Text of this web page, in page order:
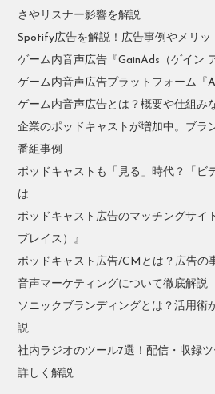
さやリスナー影響を解説
Spotify広告を解説！広告事例やメリッ
ゲーム内音声広告『GainAds（ゲイン
ゲーム内音声広告プラットフォーム『
ゲーム内音声広告とは？概要や仕組み
企業のポッドキャストが増加中。ブラ
番組事例
ポッドキャストも「見る」時代？「ビ
は
ポッドキャスト広告のマッチングサイ
プレイス）』
ポッドキャスト広告/CMとは？広告の
音声マーケティングについて徹底解説
ソニックブランディングとは？活用術
説
社内ラジオのツール7選！配信・収録
詳しく解説